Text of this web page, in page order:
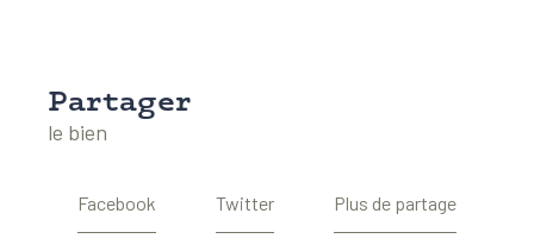
partager
le bien
Facebook Twitter Plus de partage